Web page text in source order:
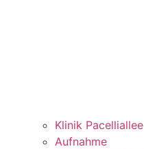
Klinik Pacelliallee
Aufnahme